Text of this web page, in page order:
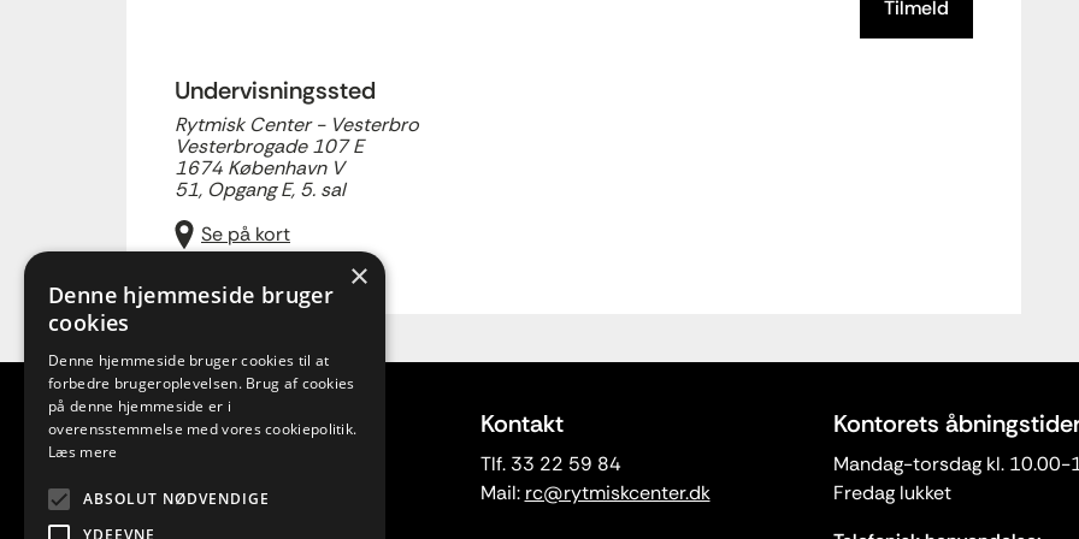
Tilmeld
Undervisningssted
Rytmisk Center - Vesterbro
Vesterbrogade 107 E
1674 København V
51, Opgang E, 5. sal
Se på kort
Adresse
Vesterbrogade 107 E
Kontakt
Tlf. 33 22 59 84
Mail: rc@rytmiskcenter.dk
Kontorets
Mandag-torsdag kl. 10.00-
Fredag lukket
×
Denne hjemmeside bruger
cookies
Denne hjemmeside bruger cookies til at
forbedre brugeroplevelsen. Brug af cookies
på denne hjemmeside er i
overensstemmelse med vores cookiepolitik.
Læs mere
ABSOLUT NØDVENDIGE
YDEEVNE